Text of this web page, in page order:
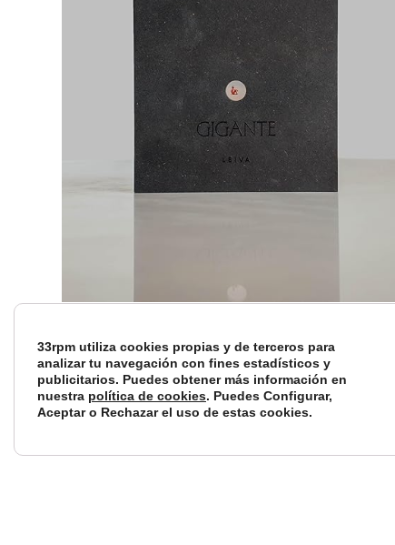
INCLUIDO
dad:
disponible
33rpm utiliza cookies propias y de terceros para
analizar tu navegación con fines estadísticos y
publicitarios. Puedes obtener más información en
nuestra política de cookies. Puedes Configurar,
Aceptar o Rechazar el uso de estas cookies.